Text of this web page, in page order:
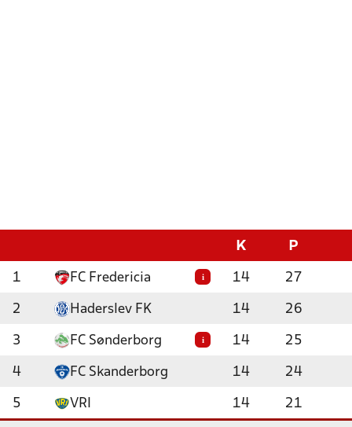
K P
1 FC Fredericia i 14 27
2 Haderslev FK 14 26
3 FC Sønderborg i 14 25
4 FC Skanderborg 14 24
5 VRI 14 21